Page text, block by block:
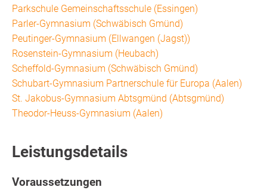
Parkschule Gemeinschaftsschule (Essingen)
Parler-Gymnasium (Schwäbisch Gmünd)
Peutinger-Gymnasium (Ellwangen (Jagst))
Rosenstein-Gymnasium (Heubach)
Scheffold-Gymnasium (Schwäbisch Gmünd)
Schubart-Gymnasium Partnerschule für Europa (Aalen)
St. Jakobus-Gymnasium Abtsgmünd (Abtsgmünd)
Theodor-Heuss-Gymnasium (Aalen)
Leistungsdetails
Voraussetzungen